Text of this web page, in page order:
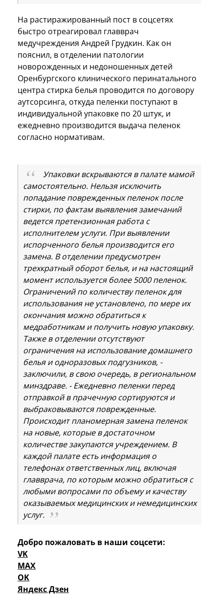
На растиражированный пост в соцсетях
быстро отреагировал главврач
медучреждения Андрей Грудкин. Как он
пояснил, в отделении патологии
новорожденных и недоношенных детей
Оренбургского клинического перинатального
центра стирка белья проводится по договору
аутсорсинга, откуда пеленки поступают в
индивидуальной упаковке по 20 штук, и
ежедневно производится выдача пеленок
согласно нормативам.
Упаковки вскрываются в палате мамой
самостоятельно. Нельзя исключить
попадание поврежденных пеленок после
стирки, по фактам выявления замечаний
ведется претензионная работа с
исполнителем услуги. При выявлении
испорченного белья производится его
замена. В отделении предусмотрен
трехкратный оборот белья, и на настоящий
момент используется более 5000 пеленок.
Ограничений по количеству пеленок для
использования не установлено, по мере их
окончания можно обратиться к
медработникам и получить новую упаковку.
Также в отделении отсутствуют
ограничения на использование домашнего
белья и одноразовых подгузников, -
заключили, в свою очередь, в региональном
минздраве. - Ежедневно пеленки перед
отправкой в прачечную сортируются и
выбраковываются поврежденные.
Происходит планомерная замена пеленок
на новые, которые в достаточном
количестве закупаются учреждением. В
каждой палате есть информация о
телефонах ответственных лиц, включая
главврача, по которым можно обратиться с
любыми вопросами по объему и качеству
оказываемых медицинских и немедицинских
услуг.
Добро пожаловать в наши соцсети:
VK
MAX
OK
Яндекс Дзен